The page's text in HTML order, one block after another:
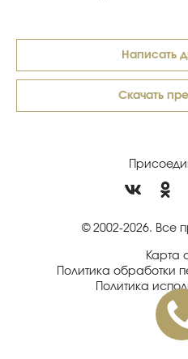
Написать
Скачать
© 2002-2026. Все
Карта
Политика обработки
Политика